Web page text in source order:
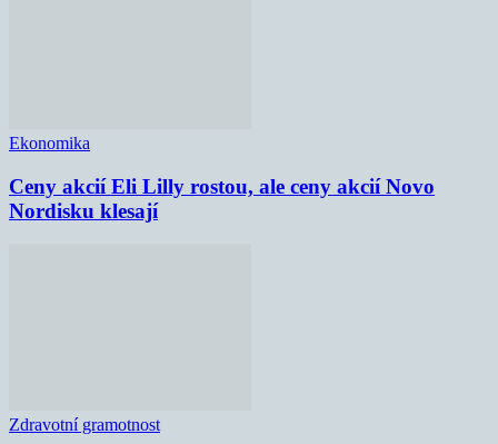
Ekonomika
Ceny akcií Eli Lilly rostou, ale ceny akcií Novo
Nordisku klesají
Zdravotní gramotnost